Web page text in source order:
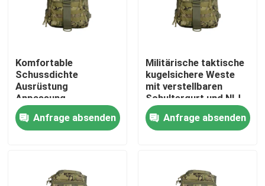
Werksbesichtigung
Neuigkeiten
Bitte um ein Angebot
Komfortable
Schussdichte
Ausrüstung
Anpassung
Dienstleistungen mit
Mindestbestellmenge
von 1000pcs
Anfrage absenden
Militärische taktische
kugelsichere Weste
mit verstellbaren
Schultergurt und NIJ
0101.06 Zertifizierung
Anfrage absenden